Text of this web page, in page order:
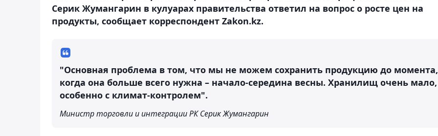
Серик Жумангарин в кулуарах правительства ответил на вопрос о росте цен на
продукты, сообщает корреспондент Zakon.kz.
"Основная проблема в том, что мы не можем сохранить продукцию до момента,
когда она больше всего нужна – начало-середина весны. Хранилищ очень мало,
особенно с климат-контролем".
Министр торговли и интеграции РК Серик Жумангарин